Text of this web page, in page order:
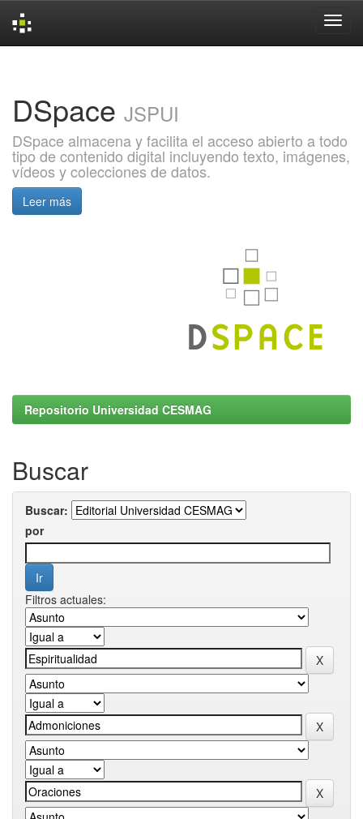
DSpace JSPUI
DSpace almacena y facilita el acceso abierto a todo
tipo de contenido digital incluyendo texto, imágenes,
vídeos y colecciones de datos.
Leer más
Repositorio Universidad CESMAG
Buscar
Buscar:
por
Filtros actuales: